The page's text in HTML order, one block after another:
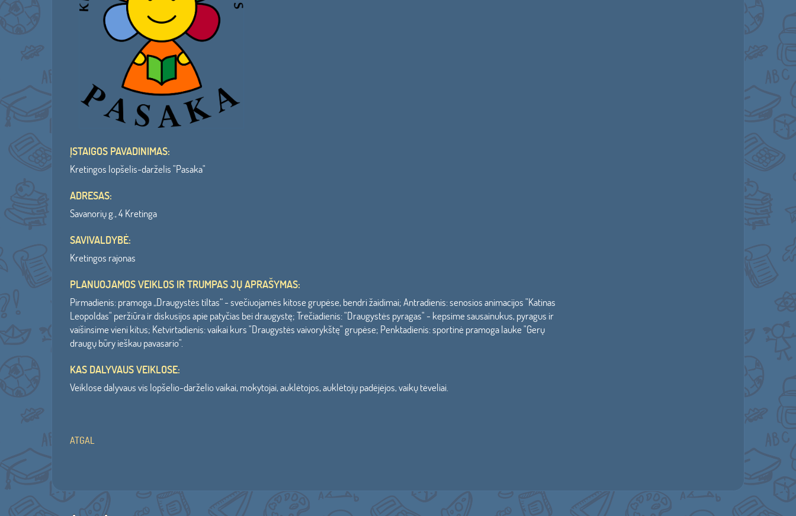
ĮSTAIGOS PAVADINIMAS:
Kretingos lopšelis-darželis "Pasaka"
ADRESAS:
Savanorių g., 4 Kretinga
SAVIVALDYBĖ:
Kretingos rajonas
PLANUOJAMOS VEIKLOS IR TRUMPAS JŲ APRAŠYMAS:
Pirmadienis: pramoga „Draugystės tiltas“ - svečiuojamės kitose grupėse, bendri žaidimai; Antradienis: senosios animacijos "Katinas
Leopoldas" peržiūra ir diskusijos apie patyčias bei draugystę; Trečiadienis: "Draugystės pyragas" - kepsime sausainukus, pyragus ir
vaišinsime vieni kitus; Ketvirtadienis: vaikai kurs "Draugystės vaivorykštę" grupėse; Penktadienis: sportinė pramoga lauke "Gerų
draugų būry ieškau pavasario".
KAS DALYVAUS VEIKLOSE:
Veiklose dalyvaus vis lopšelio-darželio vaikai, mokytojai, auklėtojos, auklėtojų padėjėjos, vaikų tėveliai.
ATGAL